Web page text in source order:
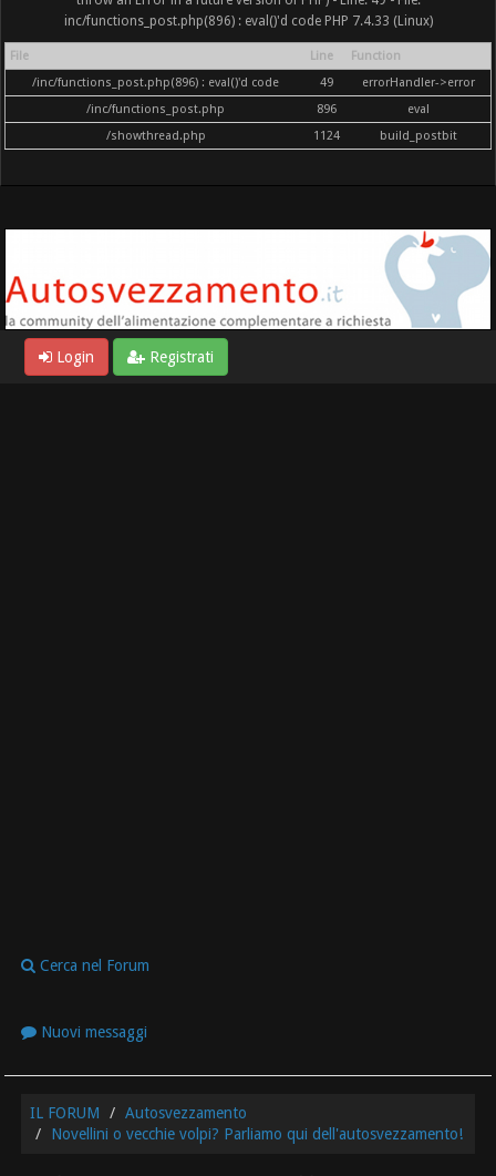
inc/functions_post.php(896) : eval()'d code PHP 7.4.33 (Linux)
File Line
Function
/inc/functions_post.php(896) : eval()'d code
49
errorHandler->error
/inc/functions_post.php
896
eval
/showthread.php
1124 build_postbit
Login Registrati
Cerca nel Forum
Nuovi messaggi
IL FORUM
Autosvezzamento
Novellini o vecchie volpi? Parliamo qui dell'autosvezzamento!